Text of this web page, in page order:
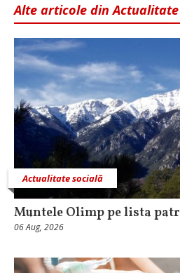
Alte articole din
Actualitate socială
Muntele Olimp pe lista
06 Aug, 2026